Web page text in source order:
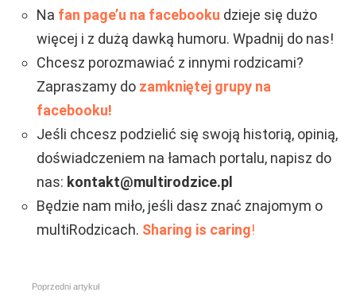
Na fan page’u na facebooku dzieje się dużo
więcej i z dużą dawką humoru. Wpadnij do nas!
Chcesz porozmawiać z innymi rodzicami?
Zapraszamy do zamkniętej grupy na
facebooku!
Jeśli chcesz podzielić się swoją historią, opinią,
doświadczeniem na łamach portalu, napisz do
nas: kontakt@multirodzice.pl
Będzie nam miło, jeśli dasz znać znajomym o
multiRodzicach. Sharing is caring!
ZobaczPoprzedni artykuł